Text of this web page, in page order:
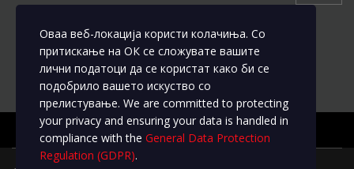
Оваа веб-локација користи колачиња. Со
притискање на ОК се сложувате вашите
лични податоци да се користат како би се
подобрило вашето искуство со
прелистување. We are committed to protecting
your privacy and ensuring your data is handled in
compliance with the General Data Protection
Regulation (GDPR).